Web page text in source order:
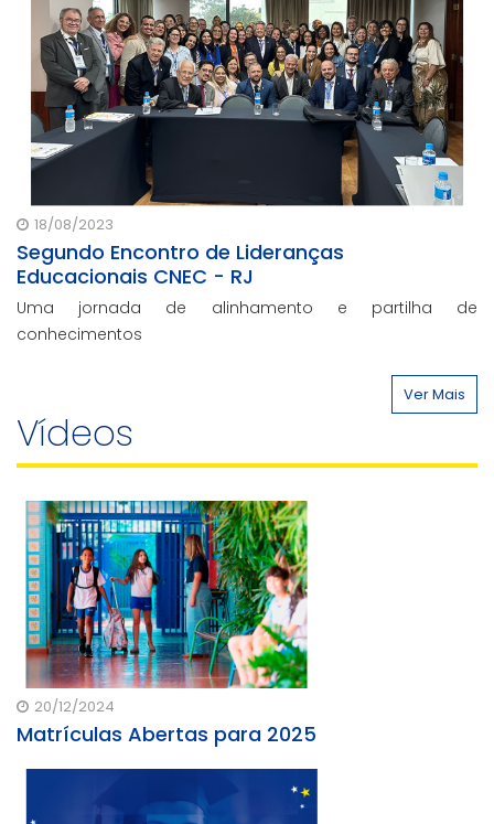
18/08/2023
Segundo Encontro de Lideranças
Educacionais CNEC - RJ
Uma jornada de alinhamento e partilha de
conhecimentos
Ver Mais
Vídeos
20/12/2024
Matrículas Abertas para 2025